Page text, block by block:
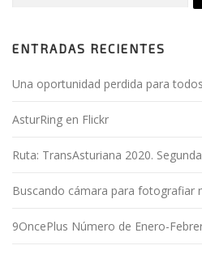
ENTRADAS RECIENTES
Una oportunidad perdida para todos
AsturRing en Flickr
Ruta: TransAsturiana 2020.
Buscando cámara para fotografiar
9OncePlus Número de Enero-